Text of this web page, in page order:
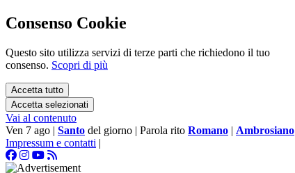
Consenso Cookie
Questo sito utilizza servizi di terze parti che richiedono il tuo
consenso. Scopri di più
Accetta tutto
Accetta selezionati
Vai al contenuto
Ven 7 ago | Santo del giorno | Parola rito Romano | Ambrosiano
Impressum e contatti |